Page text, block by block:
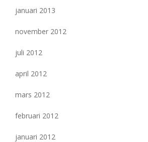
januari 2013
november 2012
juli 2012
april 2012
mars 2012
februari 2012
januari 2012